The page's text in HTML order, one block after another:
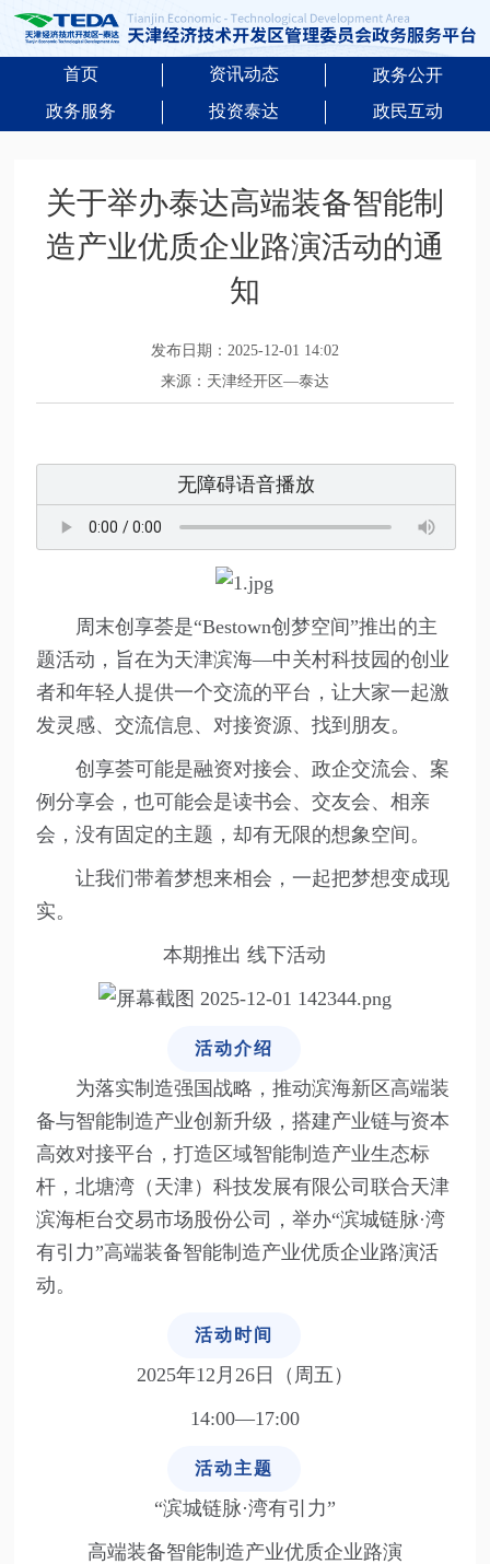
首页 资讯动态
政务公开
政务服务
投资泰达 政民互动
关于举办泰达高端装备智能制
造产业优质企业路演活动的通
知
发布日期：2025-12-01 14:02
来源：天津经开区—泰达
无障碍语音播放
周末创享荟是“Bestown创梦空间”推出的主
题活动，旨在为天津滨海—中关村科技园的创业
者和年轻人提供一个交流的平台，让大家一起激
发灵感、交流信息、对接资源、找到朋友。
创享荟可能是融资对接会、政企交流会、案
例分享会，也可能会是读书会、交友会、相亲
会，没有固定的主题，却有无限的想象空间。
让我们带着梦想来相会，一起把梦想变成现
实。
本期推出 线下活动
活动介绍
为落实制造强国战略，推动滨海新区高端装
备与智能制造产业创新升级，搭建产业链与资本
高效对接平台，打造区域智能制造产业生态标
杆，北塘湾（天津）科技发展有限公司联合天津
滨海柜台交易市场股份公司，举办“滨城链脉·湾
有引力”高端装备智能制造产业优质企业路演活
动。
活动时间
2025年12月26日（周五）
14:00—17:00
活动主题
“滨城链脉·湾有引力”
高端装备智能制造产业优质企业路演